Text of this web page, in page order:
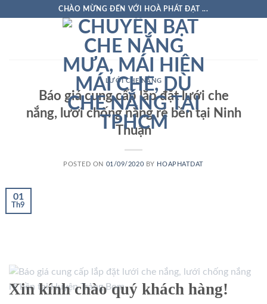
CHÀO MỪNG ĐẾN VỚI HOÀ PHÁT ĐẠT ...
LƯỚI CHE NẮNG
Báo giá cung cấp lắp đặt lưới che
nắng, lưới chống nắng rẻ bền tại Ninh
Thuận
POSTED ON 01/09/2020 BY HOAPHATDAT
01
Th9
Xin kính chào quý khách hàng!